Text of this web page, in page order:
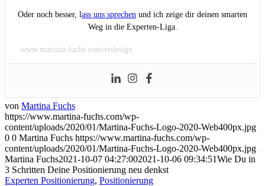
Oder noch besser, lass uns sprechen und ich zeige dir deinen smarten
Weg in die Experten-Liga.
www.martina-fuchs.com/redesign
von Martina Fuchs
https://www.martina-fuchs.com/wp-
content/uploads/2020/01/Martina-Fuchs-Logo-2020-Web400px.jpg
0 0 Martina Fuchs https://www.martina-fuchs.com/wp-
content/uploads/2020/01/Martina-Fuchs-Logo-2020-Web400px.jpg
Martina Fuchs2021-10-07 04:27:002021-10-06 09:34:51Wie Du in
3 Schritten Deine Positionierung neu denkst
Experten Positionierung, Positionierung